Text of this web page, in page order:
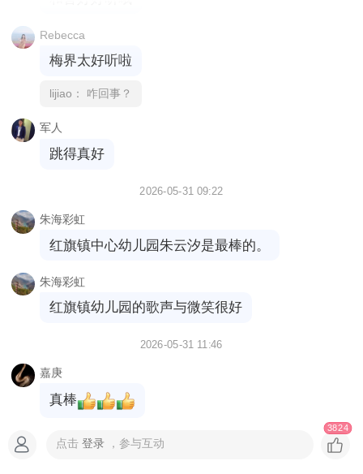
Rebecca
梅界太好听啦
lijiao： 咋回事？
军人
跳得真好
2026-05-31 09:22
朱海彩虹
红旗镇中心幼儿园朱云汐是最棒的。
朱海彩虹
红旗镇幼儿园的歌声与微笑很好
2026-05-31 11:46
嘉庚
真棒
点击登录 ，参与互动
3824